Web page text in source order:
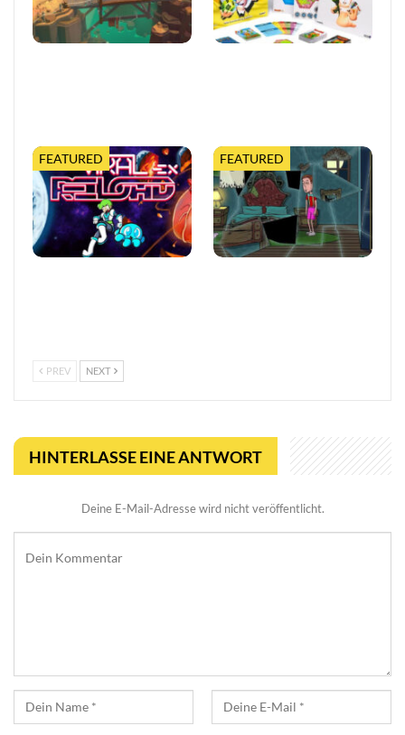
FEATURED FEATURED
PREV NEXT
HINTERLASSE EINE ANTWORT
Deine E-Mail-Adresse wird nicht veröffentlicht.